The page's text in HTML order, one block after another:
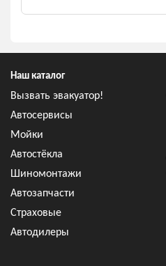
Наш каталог
Вызвать эвакуатор!
Автосервисы
Мойки
Автостёкла
Шиномонтажи
Автозапчасти
Страховые
Автодилеры